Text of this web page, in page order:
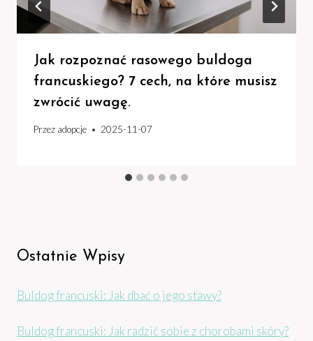
Jak rozpoznać rasowego buldoga
francuskiego? 7 cech, na które musisz
zwrócić uwagę.
Przez adopcje 2025-11-07
Ostatnie Wpisy
Buldog francuski: Jak dbać o jego stawy?
Buldog francuski: Jak radzić sobie z chorobami skóry?